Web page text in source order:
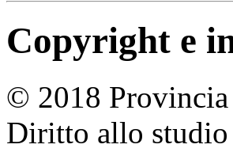
Copyright e
© 2018
Diritto allo studio